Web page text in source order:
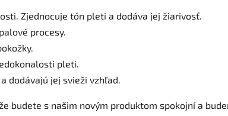
Zjednocuje tón pleti a dodáva jej žiarivosť.
procesy.
pleti.
dodávajú jej svieži vzhľad.
budete s našim novým produktom spokojní a